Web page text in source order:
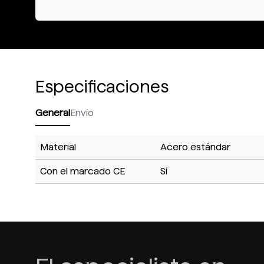
Especificaciones
GeneralEnvío
Material Acero estándar
Con el marcado CE Sí